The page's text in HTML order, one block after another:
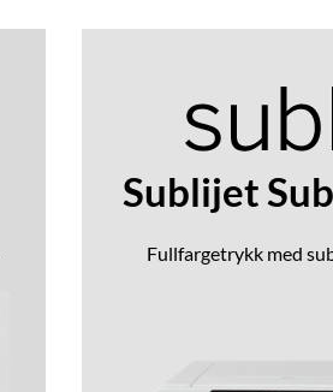
Sublijet
Fullfargetrykk med